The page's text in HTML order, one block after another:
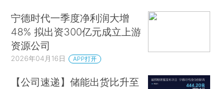
宁德时代一季度净利润大增
48% 拟出资300亿元成立上游
资源公司
2026年04月16日 APP打开
【公司速递】储能出货比升至